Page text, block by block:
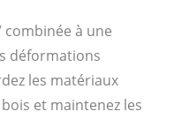
à une
déformations
les matériaux
et maintenez les